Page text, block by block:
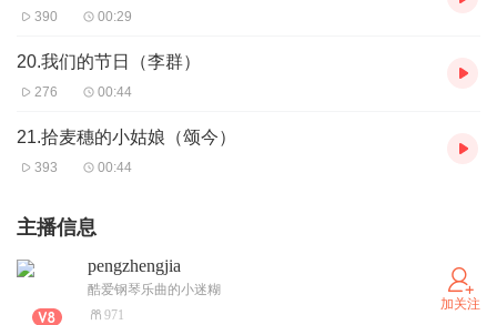
390 00:29
20.我们的节日（李群）
276 00:44
21.拾麦穗的小姑娘（颂今）
393 00:44
主播信息
pengzhengjia
酷爱钢琴乐曲的小迷糊
971
加关注